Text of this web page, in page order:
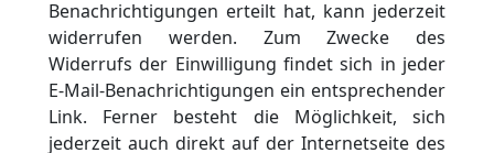
Benachrichtigungen erteilt hat, kann jederzeit
widerrufen werden. Zum Zwecke des
Widerrufs der Einwilligung findet sich in jeder
E-Mail-Benachrichtigungen ein entsprechender
Link. Ferner besteht die Möglichkeit, sich
jederzeit auch direkt auf der Internetseite des